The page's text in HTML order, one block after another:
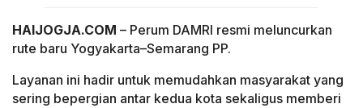
HAIJOGJA.COM – Perum DAMRI resmi meluncurkan
rute baru Yogyakarta–Semarang PP.
Layanan ini hadir untuk memudahkan masyarakat yang
sering bepergian antar kedua kota sekaligus memberi